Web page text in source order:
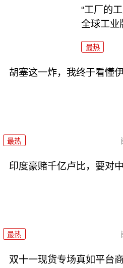
“工厂的
全球工业
最热
胡塞这一炸，我终于看懂
最热
印度豪赌千亿卢比，要对中
最热
双十一现货专场真如平台